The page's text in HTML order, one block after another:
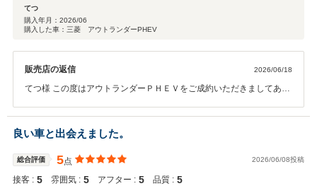
てつ
購入年月： 2026/06
購入した車：三菱 アウトランダーPHEV
販売店の返信 2026/06/18
てつ様 この度はアウトランダーＰＨＥＶをご成約いただきましてあり
店スタッフまでご連絡ください！ 今後もよろしくお願いいたします。
良い車と出会えました。
総合評価 5点 2026/06/08投稿
接客 : 5 雰囲気 : 5 アフター : 5 品質 : 5